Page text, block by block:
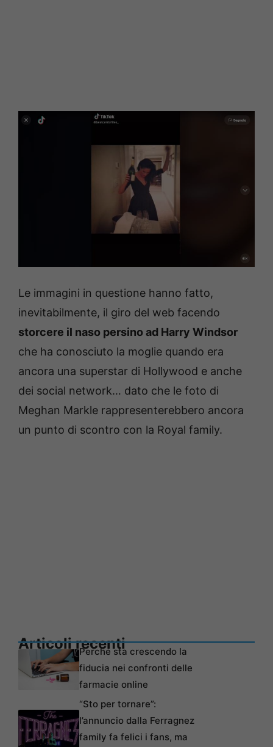
Le immagini in questione hanno fatto,
inevitabilmente, il giro del web facendo
storcere il naso persino ad Harry Windsor
che ha conosciuto la moglie quando era
ancora una superstar di Hollywood e anche
dei social network… dato che le foto di
Meghan Markle rappresenterebbero ancora
un punto di scontro con la Royal family.
Articoli recentiPerché sta crescendo la
fiducia nei confronti delle
farmacie online
“Sto per tornare”:
l’annuncio dalla Ferragnez
family fa felici i fans, ma